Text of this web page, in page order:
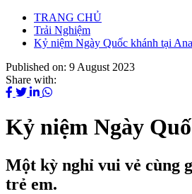
TRANG CHỦ
Trải Nghiệm
Kỷ niệm Ngày Quốc khánh tại
Published on: 9 August 2023
Share with:
Kỷ niệm Ngày
Một kỳ nghỉ vui vẻ cùng
trẻ em.